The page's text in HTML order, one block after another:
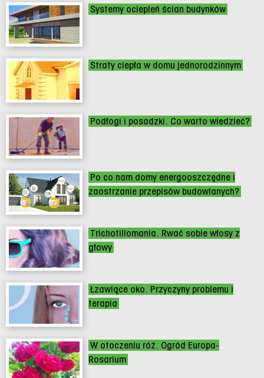
Systemy ociepleń ścian budynków
Straty ciepła w domu jednorodzinnym
Podłogi i posadzki. Co warto wiedzieć?
Po co nam domy energooszczędne i
zaostrzanie przepisów budowlanych?
Trichotillomania. Rwać sobie włosy z
głowy
Łzawiące oko. Przyczyny problemu i
terapia
W otoczeniu róż. Ogród Europa-
Rosarium